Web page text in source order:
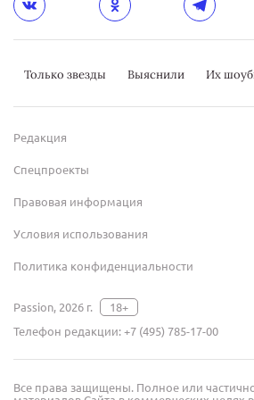
Только звезды Выяснили Их
Редакция
Спецпроекты
Правовая информация
Условия использования
Политика конфиденциальности
Passion, 2026 г.
18+
Телефон редакции:+7 (495) 785-17-00
Все права защищены. Полное или